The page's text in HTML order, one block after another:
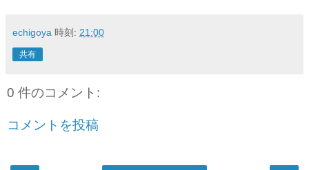
echigoya 時刻: 21:00
共有
0 件のコメント:
コメントを投稿